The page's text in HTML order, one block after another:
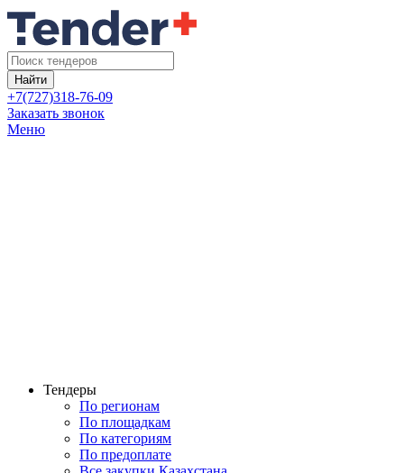
Найти
+7(727)318-76-09
Заказать звонок
Меню
Тендеры
По регионам
По площадкам
По категориям
По предоплате